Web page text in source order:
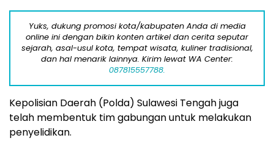
Yuks, dukung promosi kota/kabupaten Anda di media
online ini dengan bikin konten artikel dan cerita seputar
sejarah, asal-usul kota, tempat wisata, kuliner tradisional,
dan hal menarik lainnya. Kirim lewat WA Center:
087815557788.
Kepolisian Daerah (Polda) Sulawesi Tengah juga
telah membentuk tim gabungan untuk melakukan
penyelidikan.